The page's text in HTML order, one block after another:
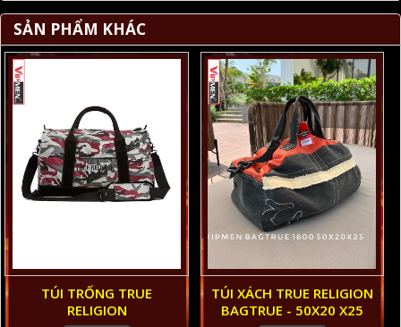
SẢN PHẨM KHÁC
TÚI TRỐNG TRUE
RELIGION
TÚI XÁCH TRUE RELIGION
BAGTRUE - 50X20 X25